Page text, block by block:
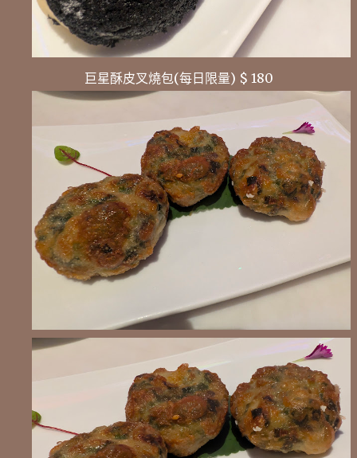
巨星酥皮叉燒包(每日限量) $ 180